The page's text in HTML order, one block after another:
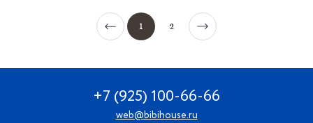
1 2
+7 (925) 100-66-66
web@bibihouse.ru